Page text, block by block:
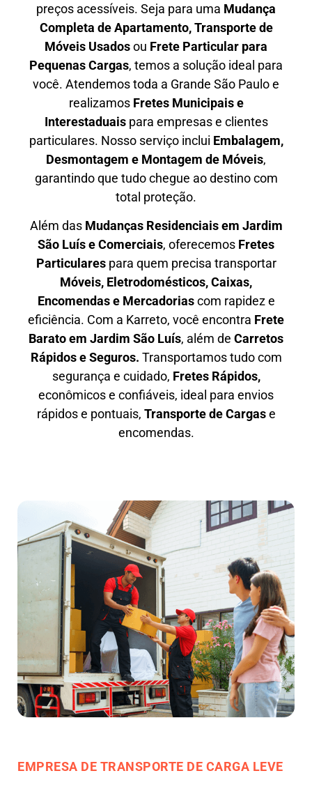
preços acessíveis. Seja para uma Mudança
Completa de Apartamento, Transporte de
Móveis Usadosou Frete Particular para
Pequenas Cargas, temos a solução ideal para
você. Atendemostoda a Grande São Pauloe
realizamos Fretes Municipais e
Interestaduaispara empresas e clientes
particulares. Nosso serviço inclui Embalagem,
Desmontagem e Montagem de Móveis,
garantindo que tudo chegue ao destino com
total proteção.
Além das Mudanças Residenciais em Jardim
São Luís e Comerciais, oferecemos Fretes
Particularespara quem precisa transportar
Móveis, Eletrodomésticos, Caixas,
Encomendas e Mercadoriascom rapidez e
eficiência. Com a Karreto, você encontra Frete
Barato em Jardim São Luís, além de Carretos
Rápidos e Seguros. Transportamos tudo com
segurança e cuidado, Fretes Rápidos,
econômicos e confiáveis, ideal para envios
rápidos e pontuais, Transporte de Cargase
encomendas.
EMPRESA DE TRANSPORTE DE CARGA LEVE